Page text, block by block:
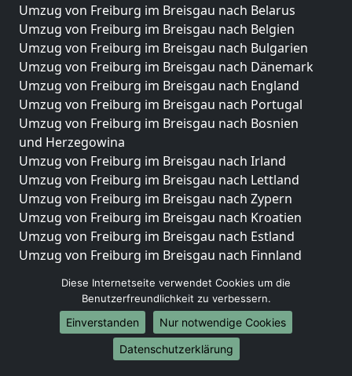
Umzug von Freiburg im Breisgau nach Belarus
Umzug von Freiburg im Breisgau nach Belgien
Umzug von Freiburg im Breisgau nach Bulgarien
Umzug von Freiburg im Breisgau nach Dänemark
Umzug von Freiburg im Breisgau nach England
Umzug von Freiburg im Breisgau nach Portugal
Umzug von Freiburg im Breisgau nach Bosnien
und Herzegowina
Umzug von Freiburg im Breisgau nach Irland
Umzug von Freiburg im Breisgau nach Lettland
Umzug von Freiburg im Breisgau nach Zypern
Umzug von Freiburg im Breisgau nach Kroatien
Umzug von Freiburg im Breisgau nach Estland
Umzug von Freiburg im Breisgau nach Finnland
Umzug von Freiburg im Breisgau nach Griechenland
Umzug von Freiburg im Breisgau nach Italien
Umzug von Freiburg im Breisgau nach Liechtenstein
Umzug von Freiburg im Breisgau nach Luxemburg
Diese Internetseite verwendet Cookies um die
Benutzerfreundlichkeit zu verbessern.
Einverstanden
Nur notwendige Cookies
Datenschutzerklärung